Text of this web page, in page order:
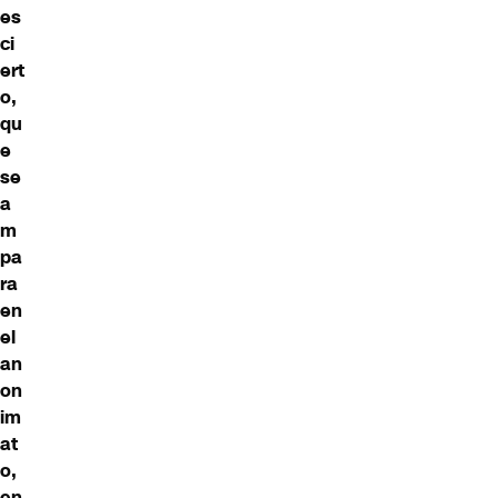
es
ci
ert
o,
qu
e
se
a
m
pa
ra
en
el
an
on
im
at
o,